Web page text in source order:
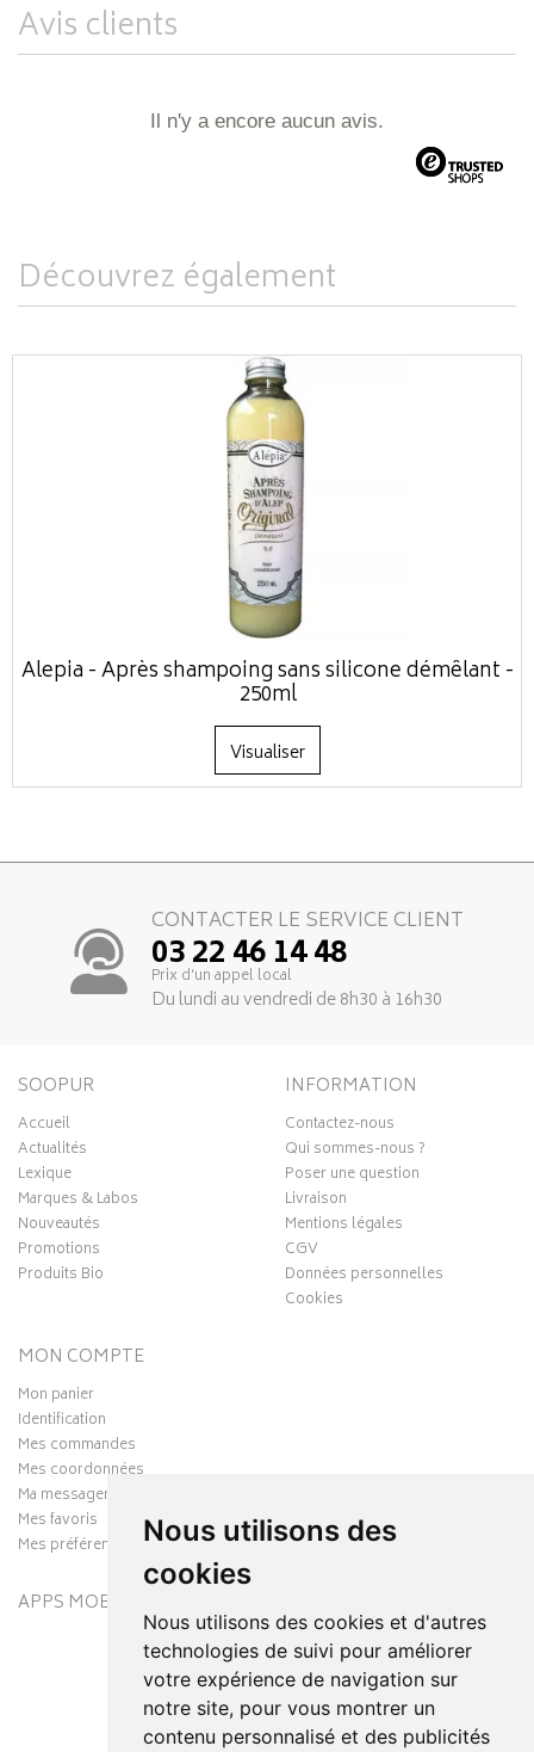
Nous utilisons des
cookies
Nous utilisons des cookies et d'autres
technologies de suivi pour améliorer
votre expérience de navigation sur
notre site, pour vous montrer un
contenu personnalisé et des publicités
Avis clients
Il n'y a encore aucun avis.
Découvrez également
Alepia - Après shampoing sans silicone démêlant -
250ml
Visualiser
CONTACTER LE SERVICE CLIENT
03 22 46 14 48
Prix d’un appel local
Du lundi au vendredi de 8h30 à 16h30
SOOPUR
Accueil
Actualités
Lexique
Marques & Labos
Nouveautés
Promotions
Produits Bio
INFORMATION
Contactez-nous
Qui sommes-nous ?
Poser une question
Livraison
Mentions légales
CGV
Données personnelles
Cookies
MON COMPTE
Mon panier
Identification
Mes commandes
Mes coordonnées
Ma messagerie
Mes favoris
Mes préférences Cookies
APPS MOBILES